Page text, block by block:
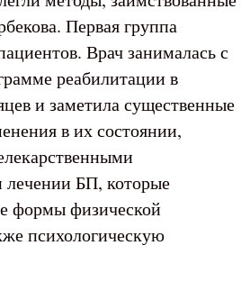
Первая группа
Врач занималась с
реабилитации в
и заметила существенные
в их состоянии,
БП, которые
формы физической
психологическую